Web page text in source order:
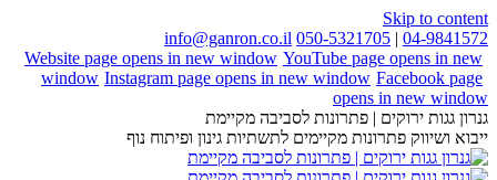
Skip to content
04-9841572
|
050-5321705
info@ganron.co.il
Website page opens in new window YouTube page opens in new
window Instagram page opens in new window Facebook page
opens in new window
גנרון גגות ירוקים | פתרונות לסביבה מקיימת
ייבוא ושיווק פתרונות מקיימים לתשתיות גינון ופיתוח נוף